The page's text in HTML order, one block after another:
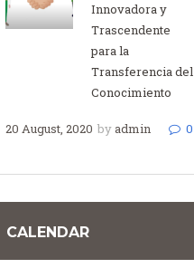
Innovadora y
Trascendente
para la
Transferencia del
Conocimiento
20 August, 2020 byadmin 0
CALENDAR